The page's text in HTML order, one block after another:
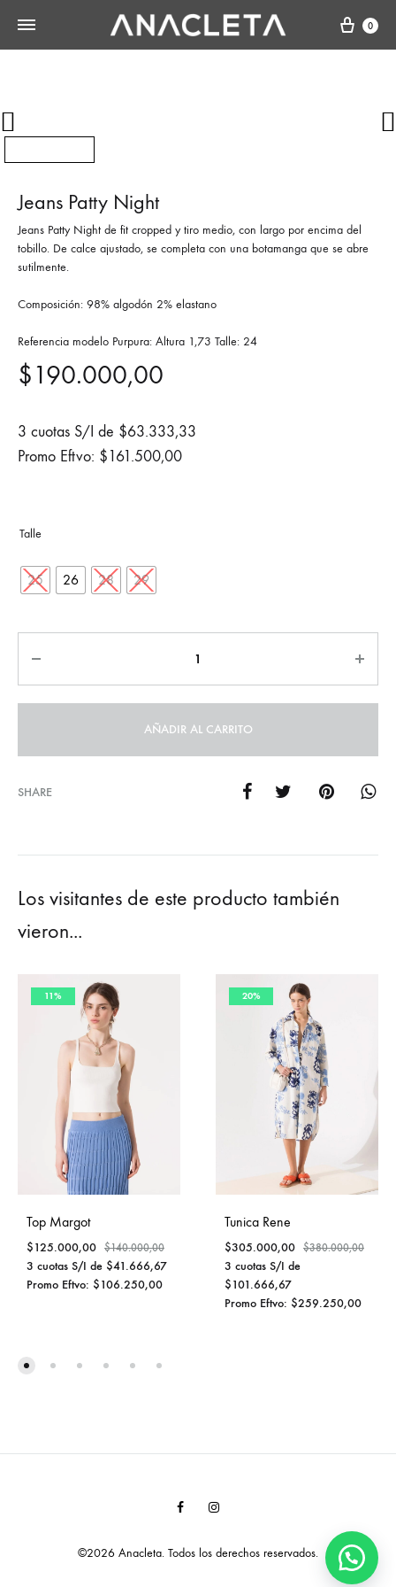
Cart
0
Jeans Patty Night
Jeans Patty Night de fit cropped y tiro medio, con largo por encima del
tobillo. De calce ajustado, se completa con una botamanga que se abre
sutilmente.
Composición: 98% algodón 2% elastano
Referencia modelo Purpura: Altura 1,73 Talle: 24
$190.000,00
3 cuotas S/I de $63.333,33
Promo Eftvo: $161.500,00
25 26 28 29
AÑADIR AL CARRITO
SHARE
Los visitantes de este producto también
vieron...
11%
Top Margot
$125.000,00 $140.000,00
3 cuotas S/I de $41.666,67
Promo Eftvo: $106.250,00
20%
Tunica Rene
$305.000,00 $380.000,00
3 cuotas S/I de
$101.666,67
Promo Eftvo: $259.250,00
FacebookInstagram
©2026 Anacleta. Todos los derechos reservados.